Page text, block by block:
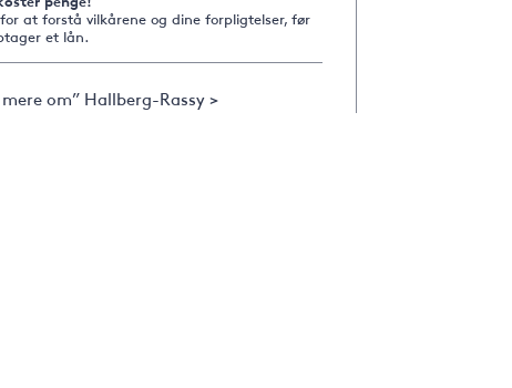
at forstå vilkårene og dine forpligtelser, før
et lån.
om” Hallberg-Rassy >